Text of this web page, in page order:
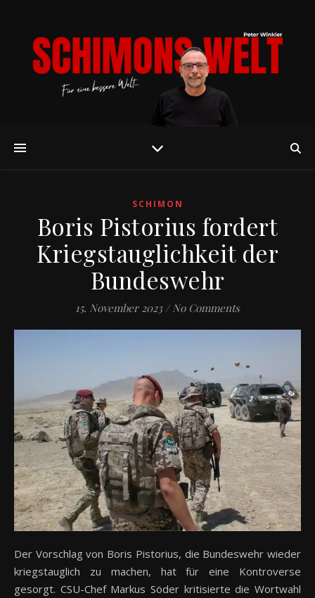
SCHIMON
Boris Pistorius fordert
Kriegstauglichkeit der
Bundeswehr
15. November 2023 / No Comments
Der Vorschlag von Boris Pistorius, die Bundeswehr wieder
kriegstauglich zu machen, hat für eine Kontroverse
gesorgt. CSU-Chef Markus Söder kritisierte die Wortwahl